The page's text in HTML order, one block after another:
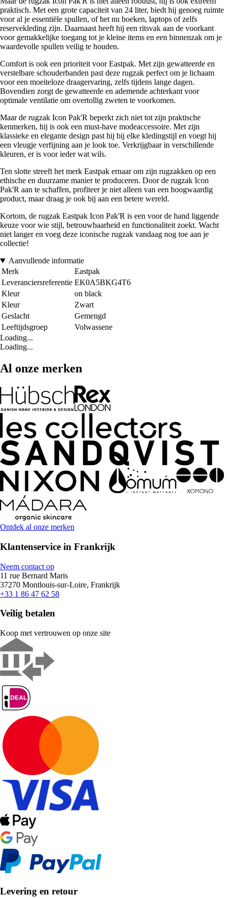
praktisch. Met een grote capaciteit van 24 liter, biedt hij genoeg ruimte
voor al je essentiële spullen, of het nu boeken, laptops of zelfs
reservekleding zijn. Daarnaast heeft hij een ritsvak aan de voorkant
voor gemakkelijke toegang tot je kleine items en een binnenzak om je
waardevolle spullen veilig te houden.
Comfort is ook een prioriteit voor Eastpak. Met zijn gewatteerde en
verstelbare schouderbanden past deze rugzak perfect om je lichaam
voor een moeiteloze draagervaring, zelfs tijdens lange dagen.
Bovendien zorgt de gewatteerde en ademende achterkant voor
optimale ventilatie om overtollig zweten te voorkomen.
Maar de rugzak Icon Pak'R beperkt zich niet tot zijn praktische
kenmerken, hij is ook een must-have modeaccessoire. Met zijn
klassieke en elegante design past hij bij elke kledingstijl en voegt hij
een vleugje verfijning aan je look toe. Verkrijgbaar in verschillende
kleuren, er is voor ieder wat wils.
Ten slotte streeft het merk Eastpak ernaar om zijn rugzakken op een
ethische en duurzame manier te produceren. Door de rugzak Icon
Pak'R aan te schaffen, profiteer je niet alleen van een hoogwaardig
product, maar draag je ook bij aan een betere wereld.
Kortom, de rugzak Eastpak Icon Pak'R is een voor de hand liggende
keuze voor wie stijl, betrouwbaarheid en functionaliteit zoekt. Wacht
niet langer en voeg deze iconische rugzak vandaag nog toe aan je
collectie!
Aanvullende informatie
Merk
Eastpak
Leveranciersreferentie EK0A5BKG4T6
Kleur
on black
Kleur
Zwart
Geslacht
Gemengd
Leeftijdsgroep
Volwassene
Loading...
Loading...
Al onze merken
Ontdek al onze merken
Klantenservice in Frankrijk
Neem contact op
11 rue Bernard Maris
37270 Montlouis-sur-Loire, Frankrijk
+33 1 86 47 62 58
Veilig betalen
Koop met vertrouwen op onze site
Levering en retour